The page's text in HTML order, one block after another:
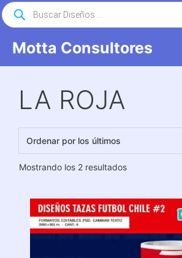
Saltar
al
Motta Consultores
Búsqueda
de
productos
LA ROJA
Mostrando los 2 resultadosOrdenado
últimos